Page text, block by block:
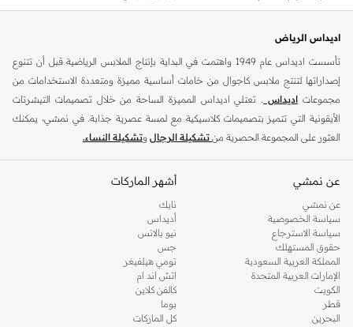
اديداس الرياض
تأسست اديداس عام 1949 واهتمت في البداية بإنتاج الملابس الرياضية قبل أن تتنوع
إصداراتها لتنتج ملابس كاجوال من خامات أساسية مميزة ومتعددة الاستخدامات من
مجموعات اديداس
. تعتلي اديداس المميزة الساحة من خلال تصميمات التيشرتات
الأيقونية التي تتميز بتصميمات كلاسيكية مع لمسة عصرية جذابة. في نمشي، يمكنك
العثور على المجموعة الحصرية من تشكيلة الرجال وتشكيلة النساء.
من خلال دمج الموضة واللياقة البدنية ، توفر أديداس ملابس رياضية يومية عملية أو
أحذية رياضية مثل
اديداس بريداتور . سواء كنت تقوم برياضة الجري
الصباحية ، أو جلسة تمارين مكثفة ، أو تصل إلى أحدث فصول التمارين الرياضية ، فهذه
العلامة التجارية الشهيرة تحتوي على مجموعة كاملة من الملابس والحقائب
والاكسسوارات المثالية عند بذل الجهد او خلال البرودة وكل شيء بينهما. ابحث عن
المظهر الكلاسيكي للأشرطة الثلاثية الذي لا يزال يمثل الموضة الأساسية منذ عقود خلت ،
أو جرب الأنماط العصرية التي تجعل من الجيمانزيوم ترتقي إلى مستوى جديد تمامًا.
صممت الاحذية الرياضية لهذه العلامة التجارية لتكون مريحًة عمادها الأداء ، لاحذية مريحة
وداعمة للجري والجيمانيزم والعديد من الأنشطة الأخرى. ، توجد العديد من الأحذية
عن نمشي
عن نمشي
سياسة الخصوصية
سياسة الاسترجاع
حقوق المستهلك
المملكة العربية السعودية
الإمارات العربية المتحدة
الكويت
قطر
البحرين
أشهر الماركات
نايك
أديداس
نيو بالانس
جس
تومي هيلفيغر
اتش اند ام
كالفن كلاين
بوما
كل الماركات